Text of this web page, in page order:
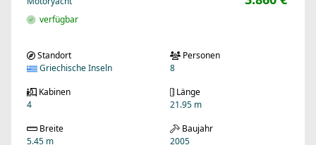
verfügbar
Standort
Griechische Inseln
Personen
8
Kabinen
4
Länge
21.95 m
Breite
5.45 m
Baujahr
2005